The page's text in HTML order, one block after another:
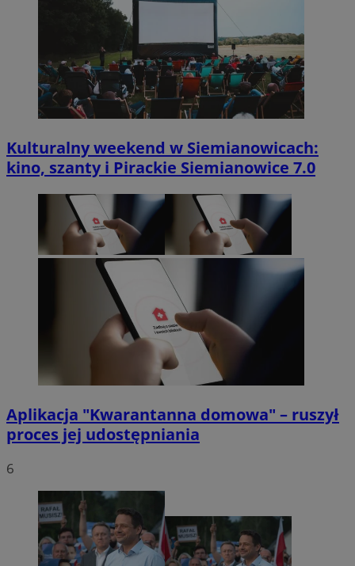
Kulturalny weekend w Siemianowicach:
kino, szanty i Pirackie Siemianowice 7.0
Aplikacja "Kwarantanna domowa" – ruszył
proces jej udostępniania
6